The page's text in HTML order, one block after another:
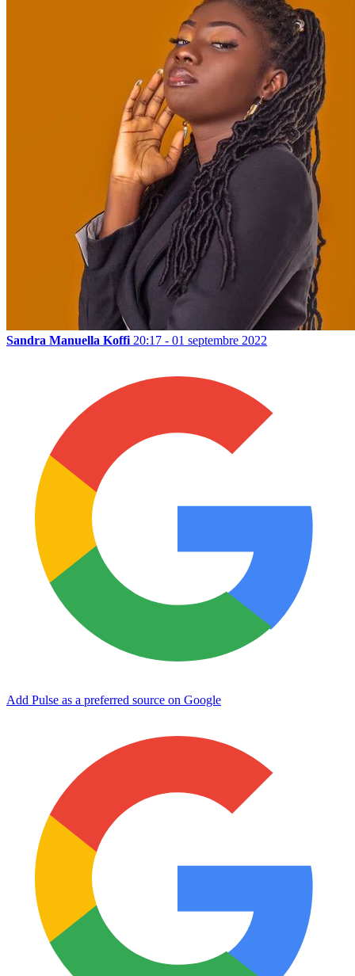
Sandra Manuella Koffi 20:17 - 01 septembre 2022
Add Pulse as a preferred source on Google